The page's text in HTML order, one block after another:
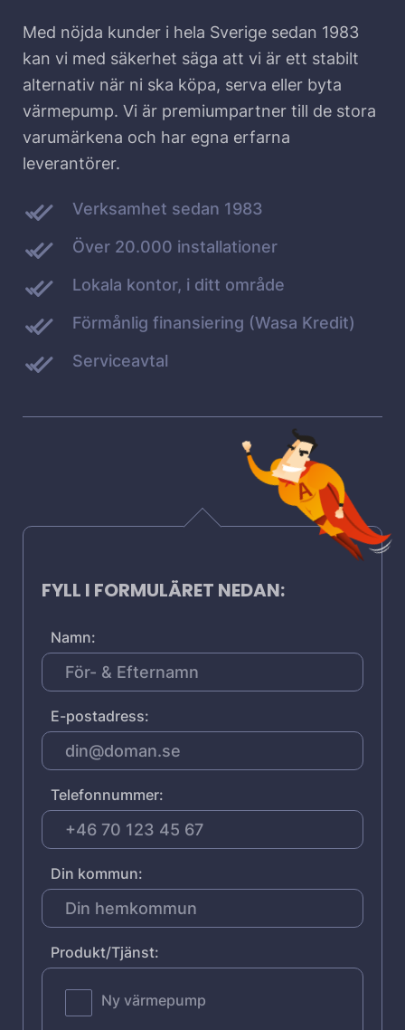
Med nöjda kunder i hela Sverige sedan 1983
kan vi med säkerhet säga att vi är ett stabilt
alternativ när ni ska köpa, serva eller byta
värmepump. Vi är premiumpartner till de stora
varumärkena och har egna erfarna
leverantörer.
Verksamhet sedan 1983
Över 20.000 installationer
Lokala kontor, i ditt område
Förmånlig finansiering (Wasa Kredit)
Serviceavtal
FYLL I FORMULÄRET NEDAN:
Namn:
E-postadress:
Telefonnummer:
Din kommun:
Produkt/Tjänst:
Ny värmepump